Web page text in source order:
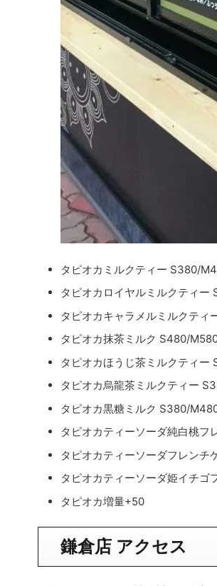
タピオカミルクティー S380/
タピオカロイヤルミルクティ
タピオカキャラメルミルクテ
タピオカ抹茶ミルク S480/
タピオカほうじ茶ミルクティ
タピオカ烏龍茶ミルクティー
タピオカ黒糖ミルク S380/
タピオカティーソーダ純白桃
タピオカティーソーダフレン
タピオカティーソーダ姫イチ
タピオカ増量+50
鎌倉店 アクセス